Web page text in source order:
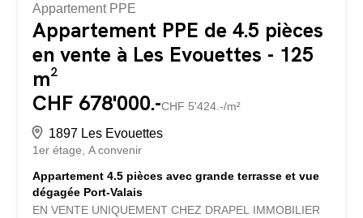
Appartement PPE
Appartement PPE de 4.5 pièces
en vente à Les Evouettes - 125
m²
CHF 678'000.-CHF 5'424.-/m²
1897 Les Evouettes
1er étage A convenir
Appartement 4.5 pièces avec grande terrasse et vue
dégagée Port-Valais
EN VENTE UNIQUEMENT CHEZ DRAPEL IMMOBILIER